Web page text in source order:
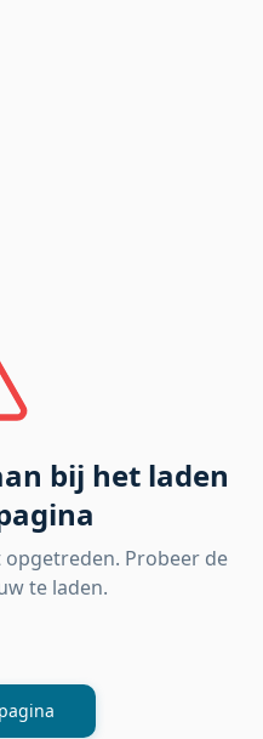
bij het laden
Probeer de
te laden.